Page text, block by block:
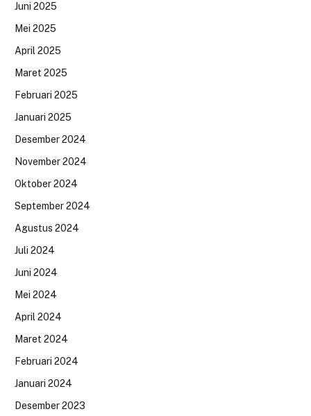
Juni 2025
Mei 2025
April 2025
Maret 2025
Februari 2025
Januari 2025
Desember 2024
November 2024
Oktober 2024
September 2024
Agustus 2024
Juli 2024
Juni 2024
Mei 2024
April 2024
Maret 2024
Februari 2024
Januari 2024
Desember 2023